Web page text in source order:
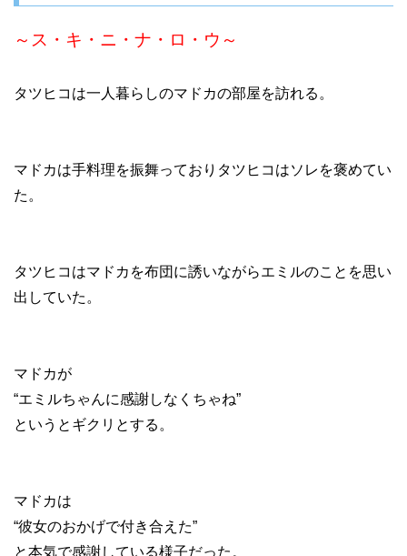
～ス・キ・ニ・ナ・ロ・ウ～
タツヒコは一人暮らしのマドカの部屋を訪れる。
マドカは手料理を振舞っておりタツヒコはソレを褒めてい
た。
タツヒコはマドカを布団に誘いながらエミルのことを思い
出していた。
マドカが
“エミルちゃんに感謝しなくちゃね”
というとギクリとする。
マドカは
“彼女のおかげで付き合えた”
と本気で感謝している様子だった。